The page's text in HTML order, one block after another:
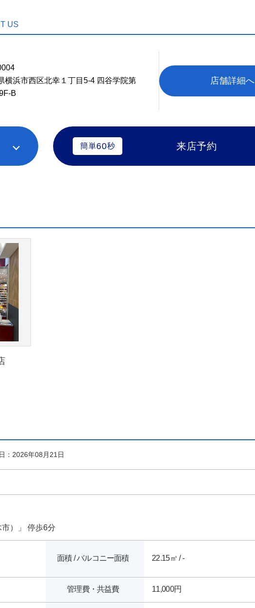
US
横浜市西区北幸１丁目5-4 四谷学院第
B
店舗詳細へ
簡単60秒 来店予約
：2026年08月21日
市）」 停歩6分
面積 / バルコニー面積 22.15㎡ / -
管理費・共益費 11,000円